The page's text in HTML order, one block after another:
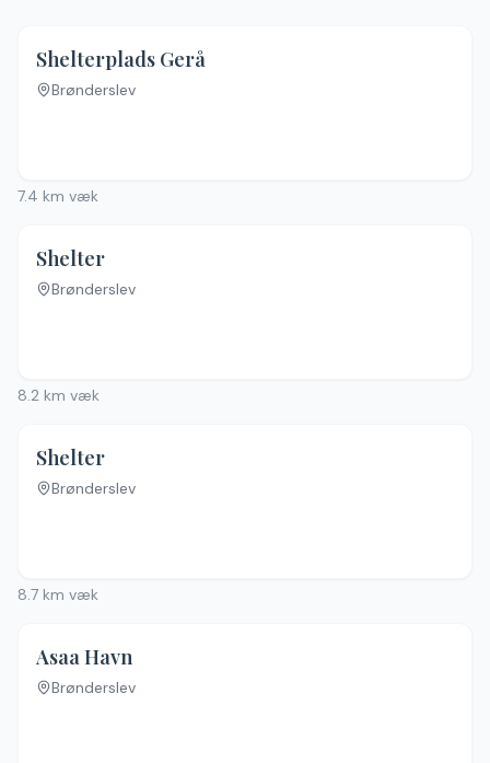
Shelterplads Gerå
Brønderslev
7.4 km væk
Shelter
Brønderslev
8.2 km væk
Shelter
Brønderslev
8.7 km væk
Asaa Havn
Brønderslev